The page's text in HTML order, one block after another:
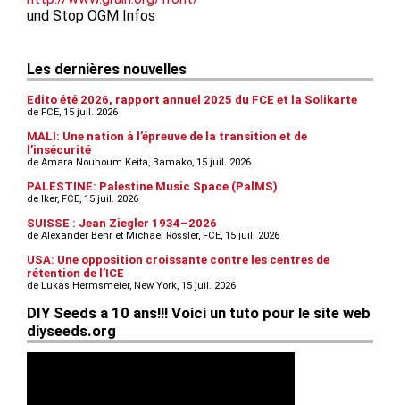
und Stop OGM Infos